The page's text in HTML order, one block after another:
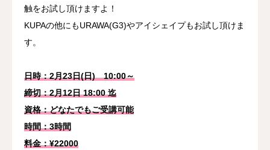
触をお試し頂けますよ！
KUPAの他にもURAWA(G3)やアイシェイプもお試し頂けま
す。
日時：2月23日(日) 10:00～
締切：2月12日 18:00 迄
資格：どなたでもご受講可能
時間：3時間
料金：¥22000